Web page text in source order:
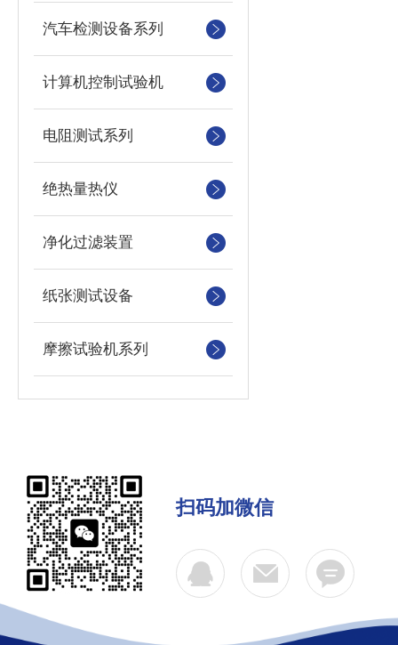
汽车检测设备系列
计算机控制试验机
电阻测试系列
绝热量热仪
净化过滤装置
纸张测试设备
摩擦试验机系列
扫码加微信